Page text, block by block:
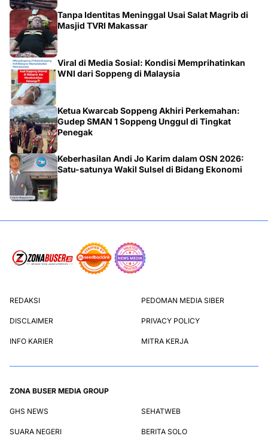
Tanpa Identitas Meninggal Usai Salat Magrib di
Masjid TVRI Makassar
Viral di Media Sosial: Kondisi Memprihatinkan
WNI dari Soppeng di Malaysia
Ketua Kwarcab Soppeng Akhiri Perkemahan:
Gudep SMAN 1 Soppeng Unggul di Tingkat
Penegak
Keberhasilan Andi Jo Karim dalam OSN 2026:
Satu-satunya Wakil Sulsel di Bidang Ekonomi
REDAKSI PEDOMAN MEDIA SIBER
DISCLAIMER PRIVACY POLICY
INFO KARIER MITRA KERJA
ZONA BUSER MEDIA GROUP
GHS NEWS SEHATWEB
SUARA NEGERI BERITA SOLO